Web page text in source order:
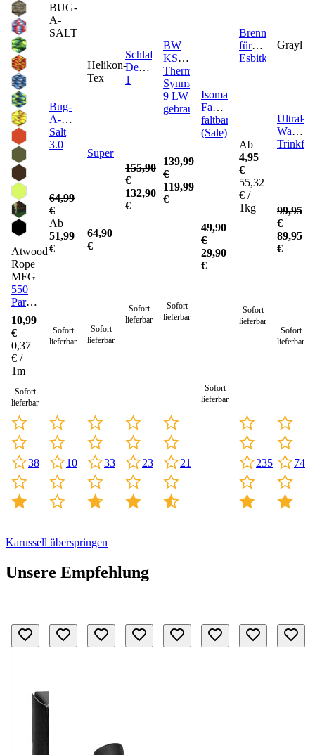
Atwood
Rope
MFG
550
Paracord
Seil 4
mm -
30
Meter
10,99
€
0,37
€ /
1m
Sofort
lieferbar
38
BUG-
A-
SALT
Bug-
A-
Salt
3.0
64,99
€
Ab
51,99
€
Sofort
lieferbar
10
Helikon-
Tex
Supertarp
64,90
€
Sofort
lieferbar
33
Schlafsack
Defence
1
155,90
€
132,90
€
Sofort
lieferbar
23
BW
KSK
Thermomatte
Synmat
9 LW
gebraucht
139,99
€
119,99
€
Sofort
lieferbar
21
Isomatte
Facila
faltbar
(Sale)
49,90
€
29,90
€
Sofort
lieferbar
Brennstoff
für
Esbitkocher
Ab
4,95
€
55,32
€ /
1kg
Sofort
lieferbar
235
Grayl
99,95
€
89,95
€
Sofort
lieferbar
74
Karussell überspringen
Unsere Empfehlung